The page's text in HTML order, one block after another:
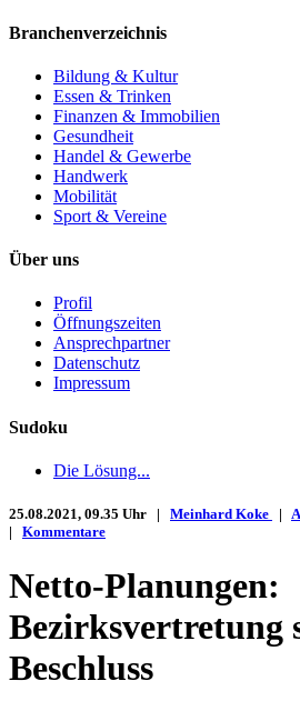
Branchenverzeichnis
Bildung & Kultur
Essen & Trinken
Finanzen & Immobilien
Gesundheit
Handel & Gewerbe
Handwerk
Mobilität
Sport & Vereine
Über uns
Profil
Öffnungszeiten
Ansprechpartner
Datenschutz
Impressum
Sudoku
Die Lösung...
25.08.2021, 09.35 Uhr | Meinhard Koke |
| Kommentare
Netto-Planungen:
Bezirksvertretung
Beschluss